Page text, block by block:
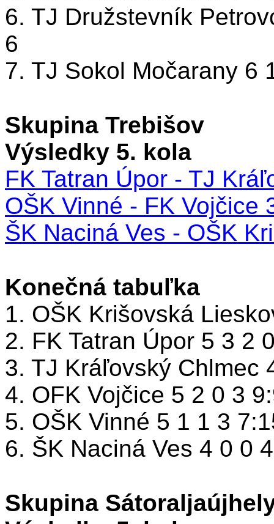
6. TJ Družstevník
6
7. TJ Sokol Močarany 6
Skupina Trebišov
Výsledky 5. kola
FK Tatran Úpor - TJ
OŠK Vinné - FK Vojčice
ŠK Naciná Ves - OŠK
Konečná tabuľka
1. OŠK Krišovská
2. FK Tatran Úpor 5 3 2
3. TJ Kráľovský Chlmec
4. OFK Vojčice 5 2 0 3
5. OŠK Vinné 5 1 1 3
6. ŠK Naciná Ves 4 0 0
Skupina